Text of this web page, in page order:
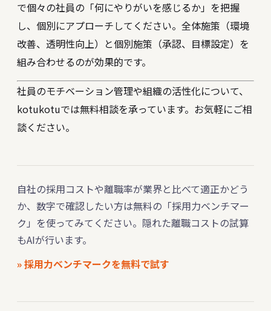
で個々の社員の「何にやりがいを感じるか」を把握
し、個別にアプローチしてください。全体施策（環境
改善、透明性向上）と個別施策（承認、目標設定）を
組み合わせるのが効果的です。
社員のモチベーション管理や組織の活性化について、
kotukotuでは無料相談を承っています。お気軽にご相
談ください。
自社の採用コストや離職率が業界と比べて適正かどう
か、数字で確認したい方は無料の「採用力ベンチマー
ク」を使ってみてください。隠れた離職コストの試算
もAIが行います。
» 採用力ベンチマークを無料で試す